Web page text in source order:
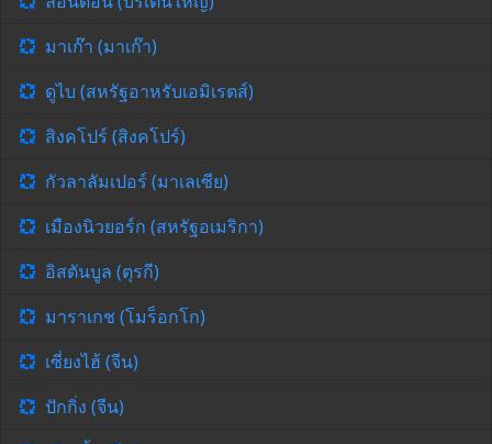
มาเก๊า (มาเก๊า)
ดูไบ (สหรัฐอาหรับเอมิเรตส์)
สิงคโปร์ (สิงคโปร์)
กัวลาลัมเปอร์ (มาเลเซีย)
เมืองนิวยอร์ก (สหรัฐอเมริกา)
อิสตันบูล (ตุรกี)
มาราเกช (โมร็อกโก)
เซี่ยงไฮ้ (จีน)
ปักกิ่ง (จีน)